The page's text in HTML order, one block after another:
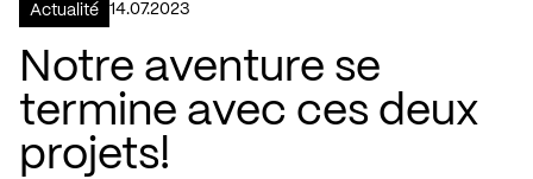
Actualité 14.07.2023
Notre aventure se
termine avec ces deux
projets!